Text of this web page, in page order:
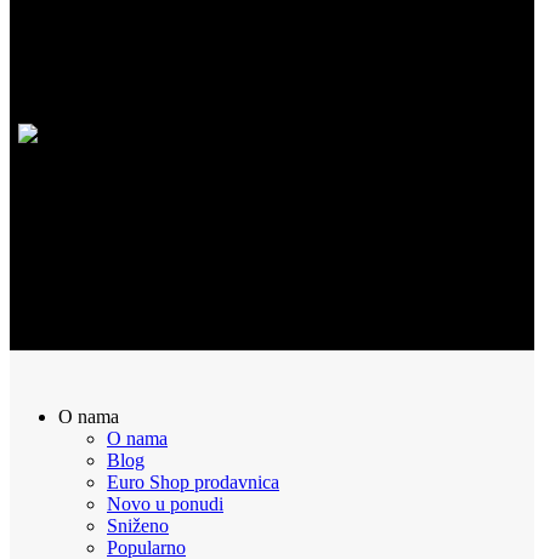
O nama
O nama
Blog
Euro Shop prodavnica
Novo u ponudi
Sniženo
Popularno